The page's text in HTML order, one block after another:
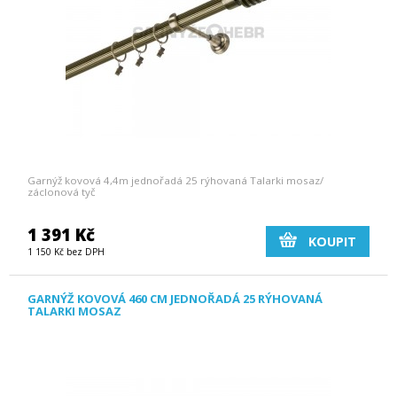
Garnýž kovová 4,4m jednořadá 25 rýhovaná Talarki mosaz/
záclonová tyč
1 391 Kč
1 150 Kč bez DPH
KOUPIT
GARNÝŽ KOVOVÁ 460 CM JEDNOŘADÁ 25 RÝHOVANÁ
TALARKI MOSAZ